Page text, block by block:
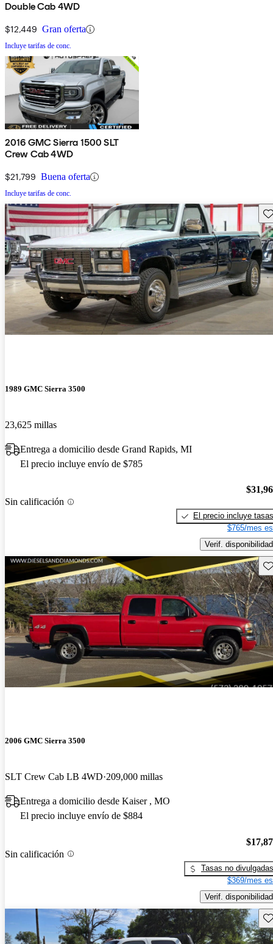
Double Cab 4WD
$12,449 Gran oferta
Incluye tarifas de conc.
2016 GMC Sierra 1500 SLT
Crew Cab 4WD
$21,799 Buena oferta
Incluye tarifas de conc.
1989 GMC Sierra 3500
23,625 millas
Entrega a domicilio desde Grand Rapids, MI
El precio incluye envío de $785
Sin calificación
El precio incluye tasas
$765/mes
Verif. disponibilidad
2006 GMC Sierra 3500
SLT Crew Cab LB 4WD 209,000 millas
Entrega a domicilio desde Kaiser , MO
El precio incluye envío de $884
Sin calificación
Tasas no divulgadas
$369/mes
Verif. disponibilidad